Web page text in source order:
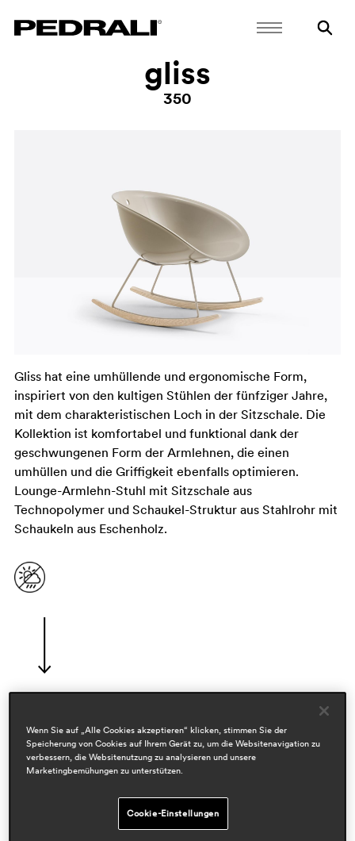
gliss
350
Gliss hat eine umhüllende und ergonomische Form,
inspiriert von den kultigen Stühlen der fünfziger Jahre,
mit dem charakteristischen Loch in der Sitzschale. Die
Kollektion ist komfortabel und funktional dank der
geschwungenen Form der Armlehnen, die einen
umhüllen und die Griffigkeit ebenfalls optimieren.
Lounge-Armlehn-Stuhl mit Sitzschale aus
Technopolymer und Schaukel-Struktur aus Stahlrohr mit
Schaukeln aus Eschenholz.
Designers
claudio dondoli & marco pocci
hospitality
workspace & corporate
residential
Wenn Sie auf „Alle Cookies akzeptieren“ klicken, stimmen Sie der
Speicherung von Cookies auf Ihrem Gerät zu, um die Websitenavigation zu
verbessern, die Websitenutzung zu analysieren und unsere
Marketingbemühungen zu unterstützen.
Cookie-Einstellungen